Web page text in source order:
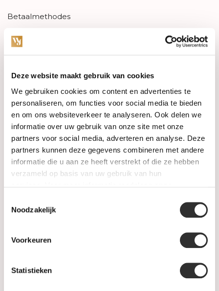
Deze website maakt gebruik van cookies
We gebruiken cookies om content en advertenties te
personaliseren, om functies voor social media te bieden
en om ons websiteverkeer te analyseren. Ook delen we
informatie over uw gebruik van onze site met onze
partners voor social media, adverteren en analyse. Deze
partners kunnen deze gegevens combineren met andere
informatie die u aan ze heeft verstrekt of die ze hebben
verzameld op basis van uw gebruik van hun
Noodzakelijk
Voorkeuren
Statistieken
Betaalmethodes
Sitemap
Categories
Watches
Jewellery
Wedding rings
PRE-OWNED
Maatwerk